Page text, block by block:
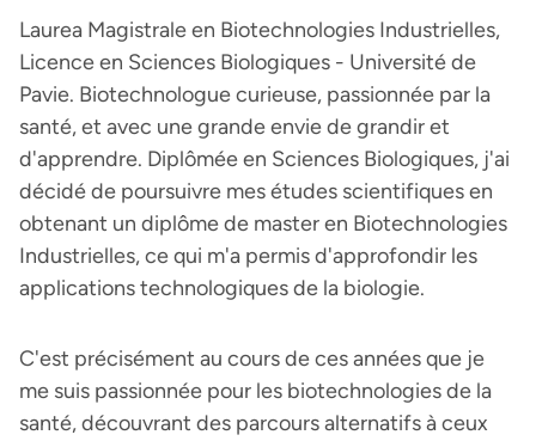
Laurea Magistrale en Biotechnologies Industrielles,
Licence en Sciences Biologiques - Université de
Pavie. Biotechnologue curieuse, passionnée par la
santé, et avec une grande envie de grandir et
d'apprendre. Diplômée en Sciences Biologiques, j'ai
décidé de poursuivre mes études scientifiques en
obtenant un diplôme de master en Biotechnologies
Industrielles, ce qui m'a permis d'approfondir les
applications technologiques de la biologie.
C'est précisément au cours de ces années que je
me suis passionnée pour les biotechnologies de la
santé, découvrant des parcours alternatifs à ceux